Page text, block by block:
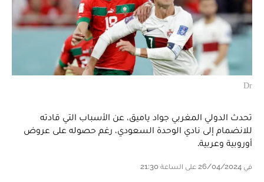
Dr
تحدث الدولي المغربي جواد ياميق، عن الأسباب التي قادته
للانضمام إلى نادي الوحدة السعودي، رغم حصوله على عروض
أوروبية وعربية.
في 26/04/2024 على الساعة 21:30